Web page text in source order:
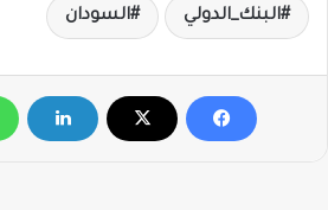
البنك_الدولي السودان